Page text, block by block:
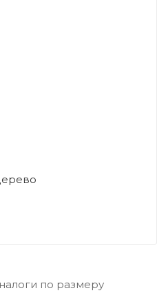
по размеру